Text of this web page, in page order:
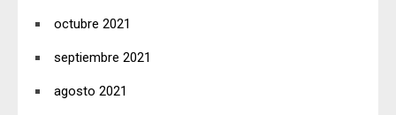
octubre 2021
septiembre 2021
agosto 2021